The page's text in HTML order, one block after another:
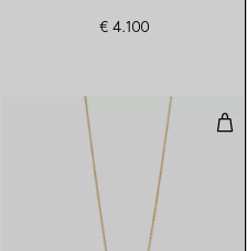
€ 4.100
Turquoise Color by